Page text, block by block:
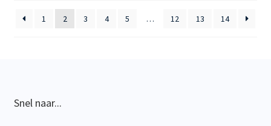
1
2 3 4 5 … 12 13 14
Snel naar...